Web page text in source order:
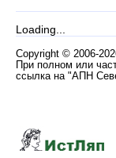
Loading...
Copyright © 2006-
При полном или
ссылка на "АПН